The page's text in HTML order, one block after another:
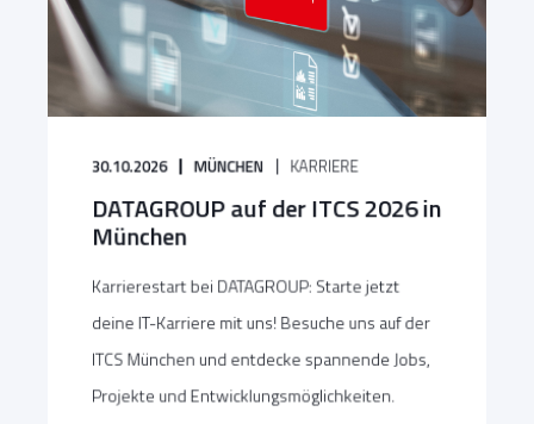
30.10.2026 MÜNCHEN KARRIERE
DATAGROUP auf der ITCS 2026 in
München
Karrierestart bei DATAGROUP: Starte jetzt
deine IT-Karriere mit uns! Besuche uns auf der
ITCS München und entdecke spannende Jobs,
Projekte und Entwicklungsmöglichkeiten.